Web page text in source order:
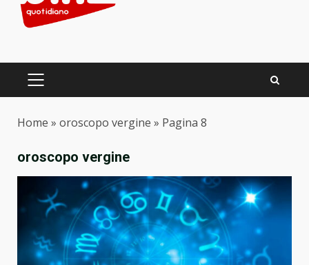
PRIMARY
Home » oroscopo vergine » Pagina 8
oroscopo vergine